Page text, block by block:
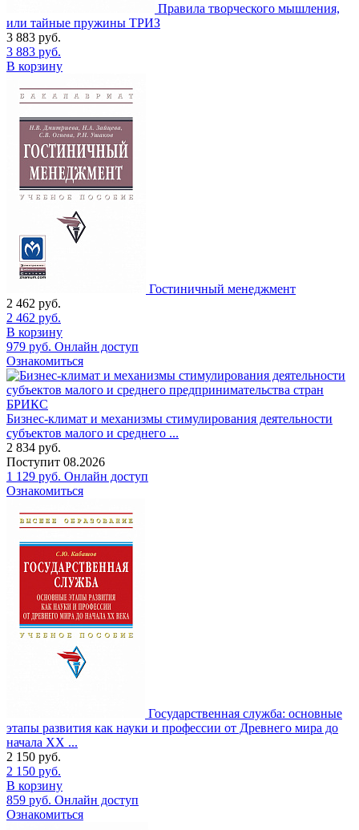
Правила творческого мышления,
или тайные пружины ТРИЗ
3 883 руб.
3 883 руб.
В корзину
Гостиничный менеджмент
2 462 руб.
2 462 руб.
В корзину
979 руб. Онлайн доступ
Ознакомиться
Бизнес-климат и механизмы стимулирования деятельности
субъектов малого и среднего ...
2 834 руб.
Поступит 08.2026
1 129 руб. Онлайн доступ
Ознакомиться
Государственная служба: основные
этапы развития как науки и профессии от Древнего мира до
начала XX ...
2 150 руб.
2 150 руб.
В корзину
859 руб. Онлайн доступ
Ознакомиться